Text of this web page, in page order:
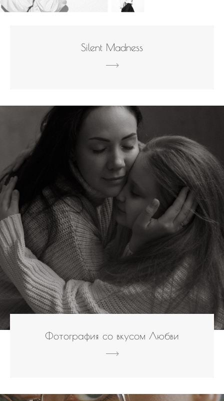
Silent Madness
Фотография со вкусом Любви